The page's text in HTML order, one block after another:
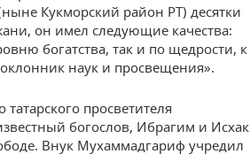
Кукморский район РТ) десятки
он имел следующие качества:
богатства, так и по щедрости, к
наук и просвещения».
просветителя
богослов, Ибрагим и Исхак
Внук Мухаммадгариф учредил